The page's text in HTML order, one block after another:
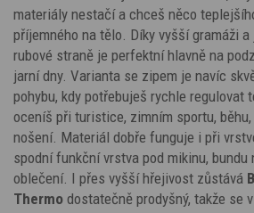
materiály nestačí a chceš něco
příjemného na tělo. Díky vyšší gramáži a
rubové straně je perfektní hlavně na
jarní dny. Varianta se zipem je navíc
pohybu, kdy potřebuješ rychle regulovat
oceníš při turistice, zimním sportu,
nošení. Materiál dobře funguje i při
spodní funkční vrstva pod mikinu,
oblečení. I přes vyšší hřejivost zůstává
Thermo dostatečně prodyšný, takže se